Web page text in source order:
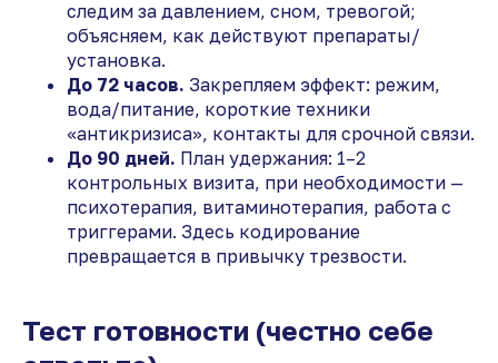
следим за давлением, сном, тревогой;
объясняем, как действуют препараты/
установка.
До 72 часов. Закрепляем эффект: режим,
вода/питание, короткие техники
«антикризиса», контакты для срочной связи.
До 90 дней. План удержания: 1–2
контрольных визита, при необходимости —
психотерапия, витаминотерапия, работа с
триггерами. Здесь кодирование
превращается в привычку трезвости.
Тест готовности (честно себе